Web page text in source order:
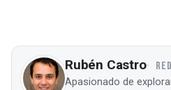
Rubén Castro
Apasionado de